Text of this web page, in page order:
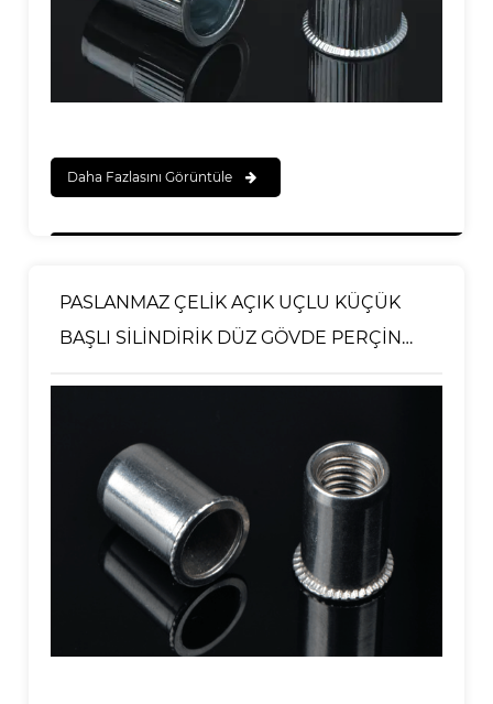
Daha Fazlasını Görüntüle
PASLANMAZ ÇELİK AÇIK UÇLU KÜÇÜK
BAŞLI SİLİNDİRİK DÜZ GÖVDE PERÇİN